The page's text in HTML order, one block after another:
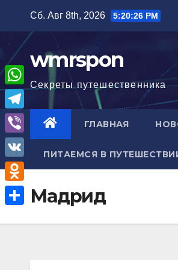
содержимому
Сб. Авг 8th, 2026 5:20:27 PM
wmrspon
Секреты путешественника
ГЛАВНАЯ
ПИТАЕМСЯ В
Мадрид
W
h
a
A
T
e
l
e
g
V
i
b
e
V
K
O